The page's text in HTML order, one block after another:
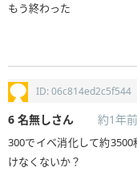
もう終わった
ID: 06c814ed2c5f544
6 名無しさん 約1年前
300でイベ消化して約
けなくないか？